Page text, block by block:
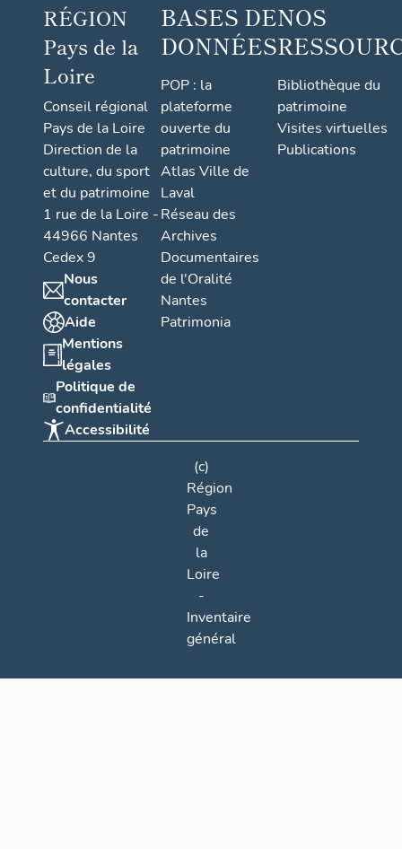
RÉGION
Pays de la
Loire
Conseil régional
Pays de la Loire
Direction de la
culture, du sport
et du patrimoine
1 rue de la Loire -
44966 Nantes
Cedex 9
Nous
contacter
Aide
Mentions
légales
Politique de
confidentialité
Accessibilité
BASES DE
DONNÉES
POP : la
plateforme
ouverte du
patrimoine
Atlas Ville de
Laval
Réseau des
Archives
Documentaires
de l'Oralité
Nantes
Patrimonia
NOS
Bibliothèque du
patrimoine
Visites virtuelles
Publications
(c)
Région
Pays
de
la
Loire
-
Inventaire
général